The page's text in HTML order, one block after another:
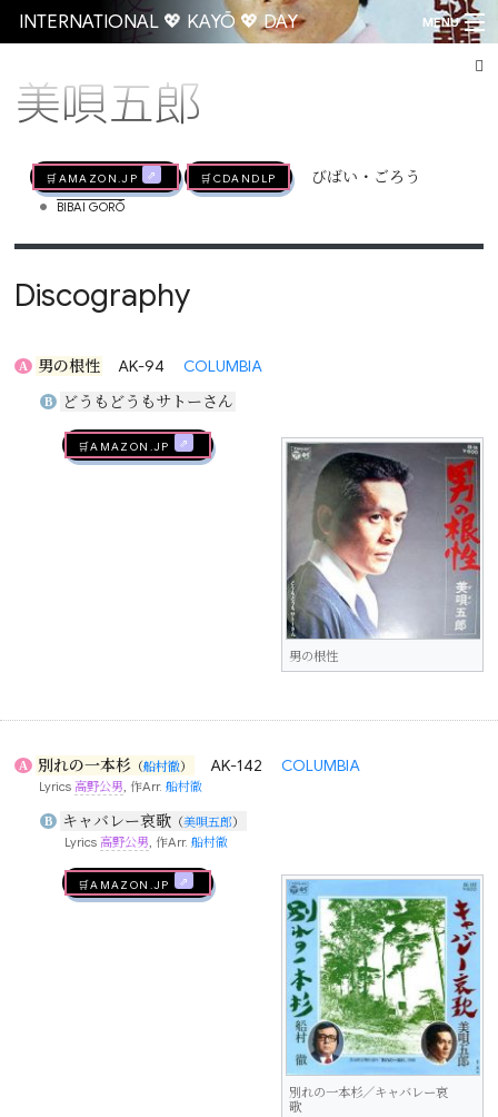
INTERNATIONAL 💖 KAYŌ 💖 DAY MENU
美唄五郎
🛒AMAZON.jp 🛒CDandLP びばい・ごろう
• BIBAI GORŌ
Discography
A 男の根性 AK-94 COLUMBIA
B どうもどうもサトーさん
男の根性
🛒AMAZON.jp
A 別れの一本杉 （船村徹） AK-142 COLUMBIA
Lyrics高野公男, 作Arr.船村徹
B キャバレー哀歌（美唄五郎）
Lyrics 高野公男, 作Arr. 船村徹
別れの一本杉／キャバレー哀
歌
🛒AMAZON.jp